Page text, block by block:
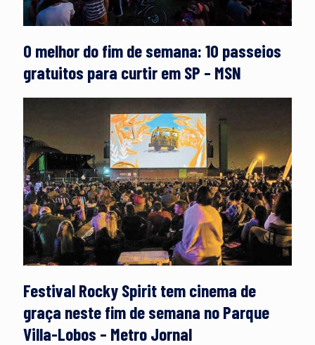
O melhor do fim de semana: 10 passeios
gratuitos para curtir em SP – MSN
Festival Rocky Spirit tem cinema de
graça neste fim de semana no Parque
Villa-Lobos – Metro Jornal